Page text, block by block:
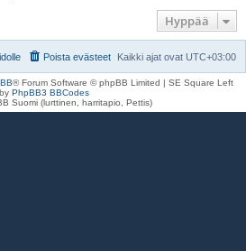
Hyppää
Kaikki ajat ovat UTC+03:00
Poista evästeet
® Forum Software © phpBB Limited | SE Square Left
by PhpBB3 BBCodes
Suomi (lurttinen, harritapio, Pettis)